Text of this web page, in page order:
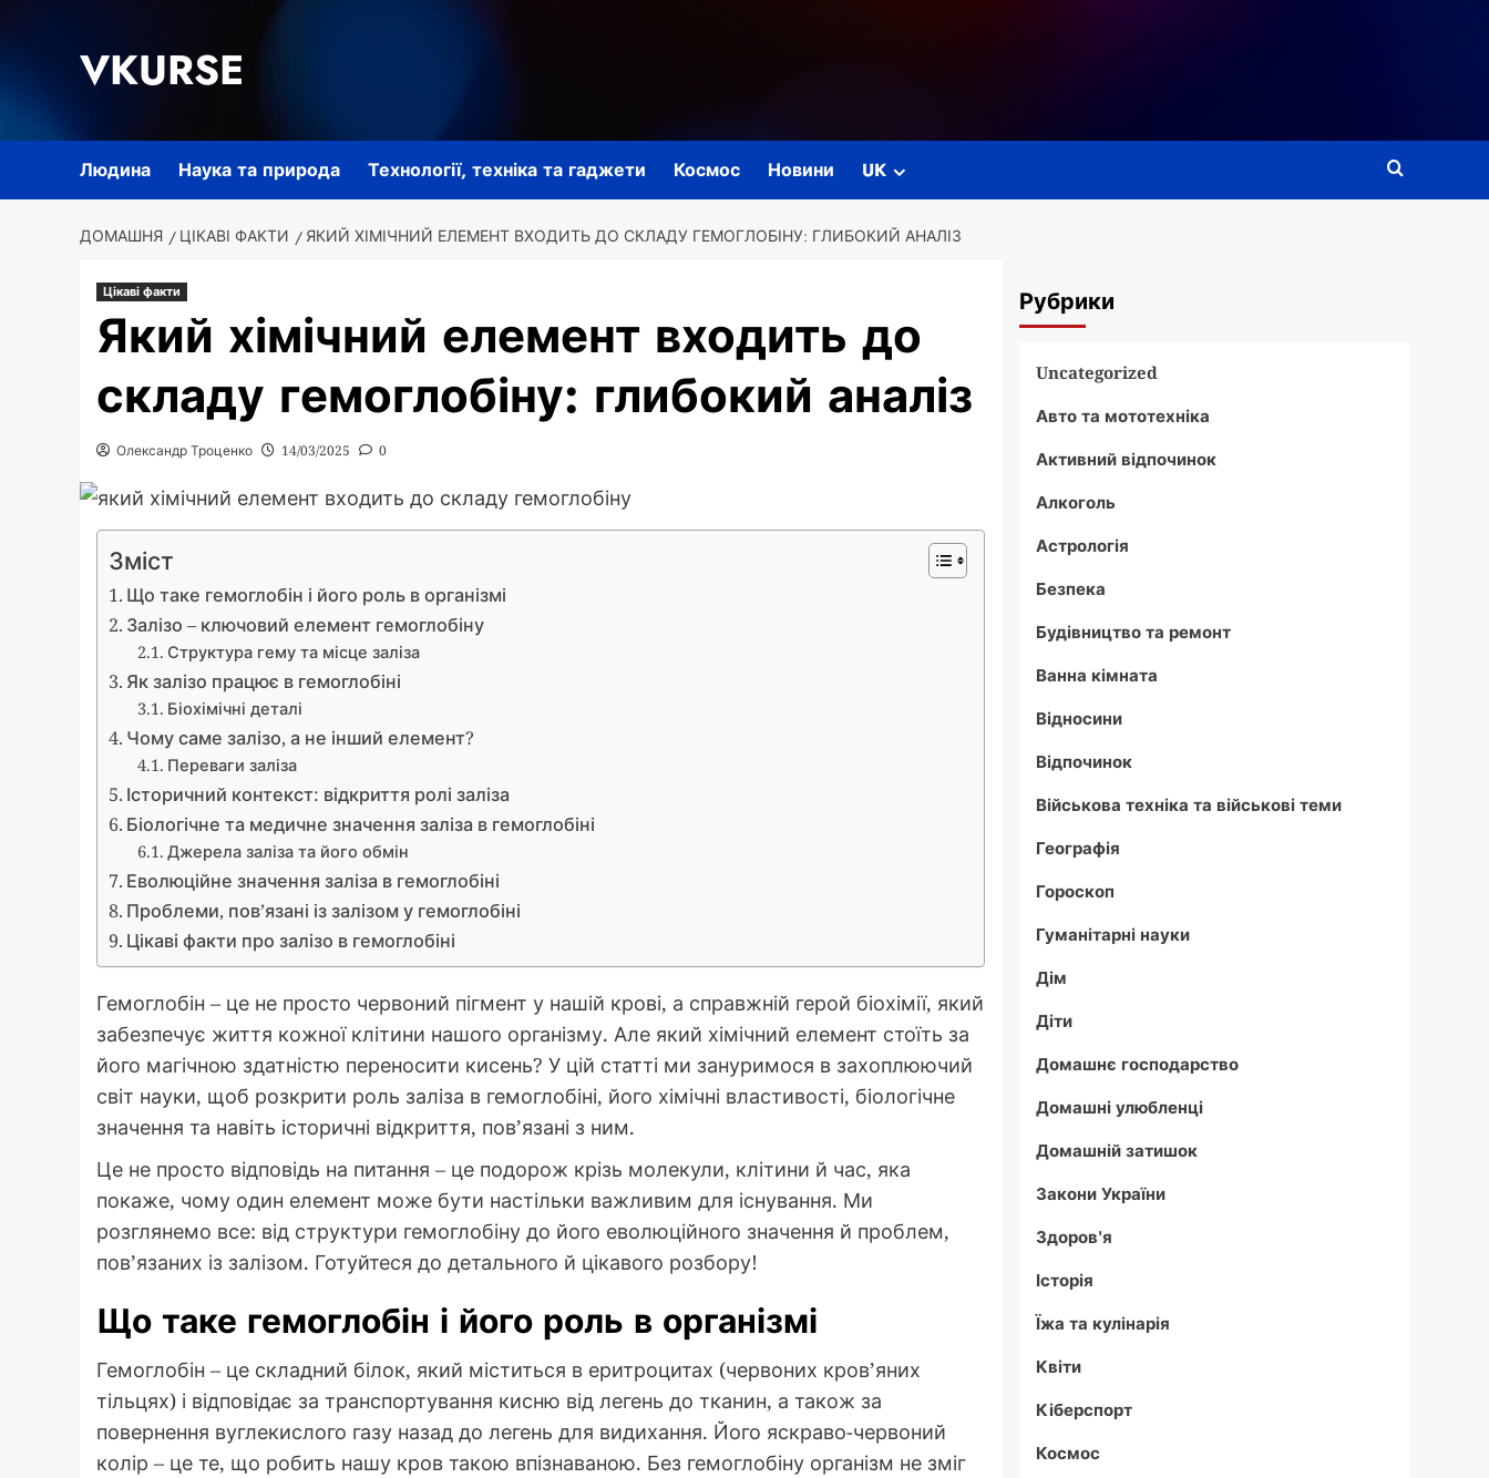
VKURSE
Людина Наука та природа Технології, техніка та гаджети Космос Новини UK
ДОМАШНЯ ЦІКАВІ ФАКТИ ЯКИЙ ХІМІЧНИЙ ЕЛЕМЕНТ ВХОДИТЬ ДО СКЛАДУ ГЕМОГЛОБІНУ: ГЛИБОКИЙ АНАЛІЗ
Цікаві факти
Який хімічний елемент входить до
складу гемоглобіну: глибокий аналіз
Олександр Троценко 14/03/2025 0
Зміст
Що таке гемоглобін і його роль в організмі
Залізо – ключовий елемент гемоглобіну
Структура гему та місце заліза
Як залізо працює в гемоглобіні
Біохімічні деталі
Чому саме залізо, а не інший елемент?
Переваги заліза
Історичний контекст: відкриття ролі заліза
Біологічне та медичне значення заліза в гемоглобіні
Джерела заліза та його обмін
Еволюційне значення заліза в гемоглобіні
Проблеми, пов’язані із залізом у гемоглобіні
Цікаві факти про залізо в гемоглобіні
Гемоглобін – це не просто червоний пігмент у нашій крові, а справжній герой біохімії, який
забезпечує життя кожної клітини нашого організму. Але який хімічний елемент стоїть за
його магічною здатністю переносити кисень? У цій статті ми зануримося в захоплюючий
світ науки, щоб розкрити роль заліза в гемоглобіні, його хімічні властивості, біологічне
значення та навіть історичні відкриття, пов’язані з ним.
Це не просто відповідь на питання – це подорож крізь молекули, клітини й час, яка
покаже, чому один елемент може бути настільки важливим для існування. Ми
розглянемо все: від структури гемоглобіну до його еволюційного значення й проблем,
пов’язаних із залізом. Готуйтеся до детального й цікавого розбору!
Що таке гемоглобін і його роль в організмі
Гемоглобін – це складний білок, який міститься в еритроцитах (червоних кров’яних
тільцях) і відповідає за транспортування кисню від легень до тканин, а також за
повернення вуглекислого газу назад до легень для видихання. Його яскраво-червоний
колір – це те, що робить нашу кров такою впізнаваною. Без гемоглобіну організм не зміг
Рубрики
Uncategorized
Авто та мототехніка
Активний відпочинок
Алкоголь
Астрологія
Безпека
Будівництво та ремонт
Ванна кімната
Відносини
Відпочинок
Військова техніка та військові теми
Географія
Гороскоп
Гуманітарні науки
Дім
Діти
Домашнє господарство
Домашні улюбленці
Домашній затишок
Закони України
Здоров'я
Історія
Їжа та кулінарія
Квіти
Кіберспорт
Космос